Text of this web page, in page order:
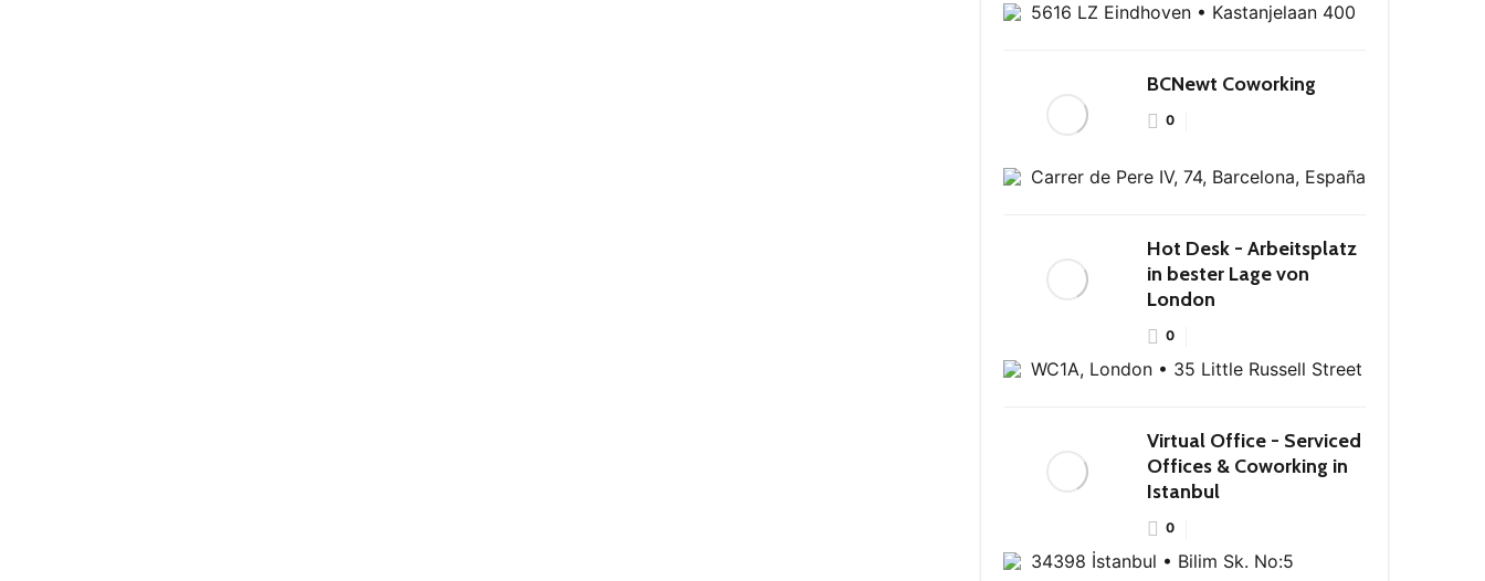
5616 LZ Eindhoven • Kastanjelaan 400
BCNewt Coworking
0
Carrer de Pere IV, 74, Barcelona, España
Hot Desk - Arbeitsplatz
in bester Lage von
London
0
WC1A, London • 35 Little Russell Street
Virtual Office - Serviced
Offices & Coworking in
Istanbul
0
34398 İstanbul • Bilim Sk. No:5